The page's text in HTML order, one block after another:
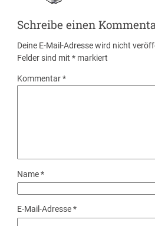
Schreibe einen
Deine E-Mail-Adresse wird nicht
Felder sind mit* markiert
Kommentar*
Name*
E-Mail-Adresse*